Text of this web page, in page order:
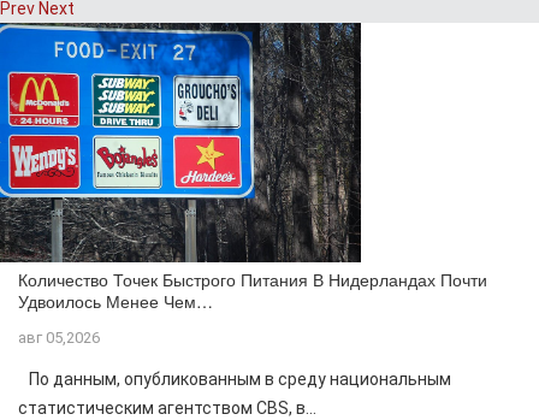
Prev Next
Количество Точек Быстрого Питания В Нидерландах Почти
Удвоилось Менее Чем…
авг 05,2026
По данным, опубликованным в среду национальным
статистическим агентством CBS, в...